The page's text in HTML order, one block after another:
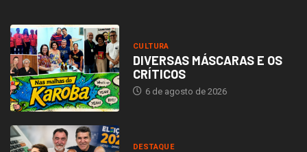
CULTURA
DIVERSAS MÁSCARAS E OS
CRÍTICOS
6 de agosto de 2026
DESTAQUE